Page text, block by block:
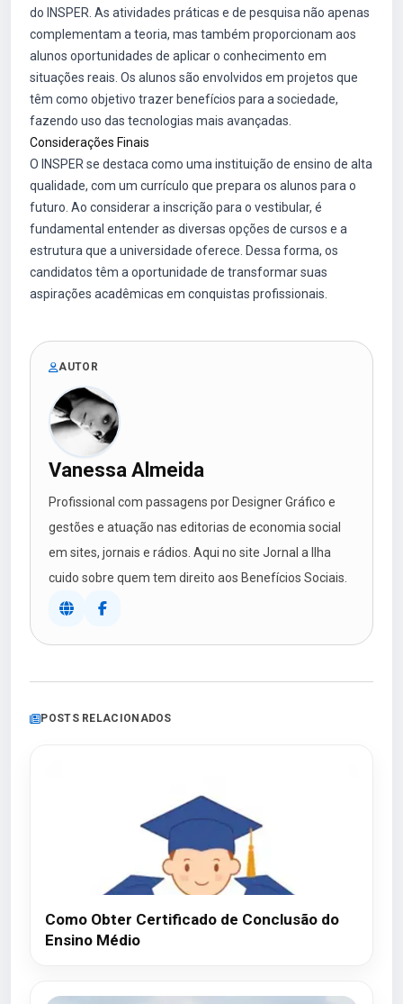
do INSPER. As atividades práticas e de pesquisa não apenas
complementam a teoria, mas também proporcionam aos
alunos oportunidades de aplicar o conhecimento em
situações reais. Os alunos são envolvidos em projetos que
têm como objetivo trazer benefícios para a sociedade,
fazendo uso das tecnologias mais avançadas.
Considerações Finais
O INSPER se destaca como uma instituição de ensino de alta
qualidade, com um currículo que prepara os alunos para o
futuro. Ao considerar a inscrição para o vestibular, é
fundamental entender as diversas opções de cursos e a
estrutura que a universidade oferece. Dessa forma, os
candidatos têm a oportunidade de transformar suas
aspirações acadêmicas em conquistas profissionais.
AUTOR
Vanessa Almeida
Profissional com passagens por Designer Gráfico e
gestões e atuação nas editorias de economia social
em sites, jornais e rádios. Aqui no site Jornal a Ilha
cuido sobre quem tem direito aos Benefícios Sociais.
POSTS RELACIONADOS
Como Obter Certificado de Conclusão do
Ensino Médio